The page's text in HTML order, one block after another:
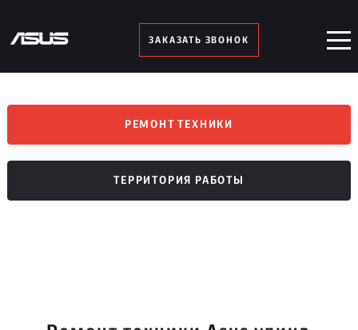
ЗАКАЗАТЬ ЗВОНОК
РЕМОНТ ТЕХНИКИ
ТЕРРИТОРИЯ РАБОТЫ